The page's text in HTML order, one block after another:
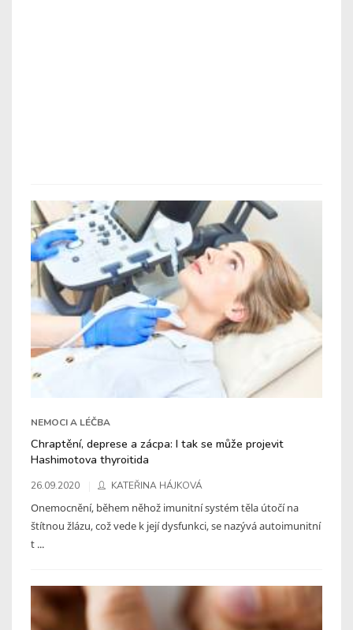
NEMOCI A LÉČBA
Chraptění, deprese a zácpa: I tak se může projevit
Hashimotova thyroitida
26.09.2020 KATEŘINA HÁJKOVÁ
Onemocnění, během něhož imunitní systém těla útočí na
štítnou žlázu, což vede k její dysfunkci, se nazývá autoimunitní
t ...